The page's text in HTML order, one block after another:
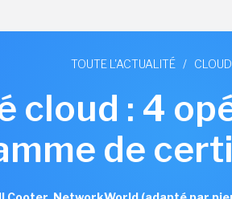
TOUTE L'ACTUALITÉ / CLOUD
cloud : 4
de